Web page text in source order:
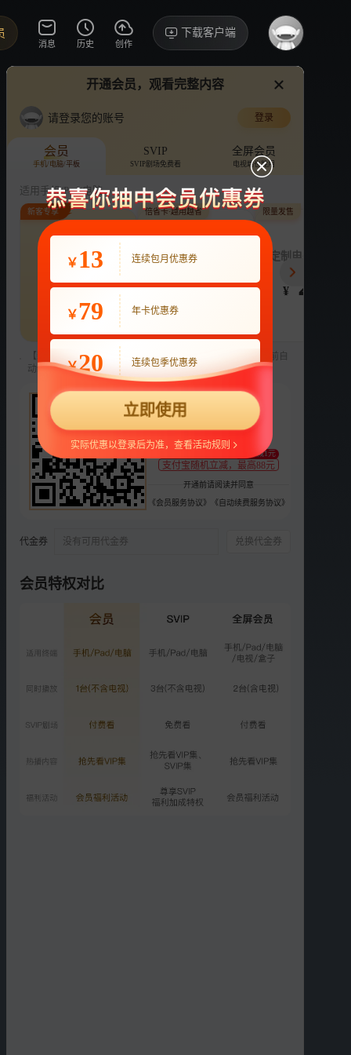
消息 历史 创作
下载客户端
沈月
的兵来啦
讨论·131
是女儿是妈妈 第二季
综艺 代际
60.0万分享
正片
衍生
2025-07-26
2025-07-27
第12期：母女们共谱成长终
799.0万次播放
标
中餐厅·非洲创业季
开通会员，观看完整内容
请登录您的账号 登录
会员
手机/电脑/平板
SVIP
SVIP剧场免费看
全屏会员
电视端也能用
适用手机/Pad/电脑
连续包月
¥ 22
22
新客专享
月付最低至
¥ 3.9
倍省卡·越用越省
定制电子吧唧年
¥ 248
限量发售
【新用户专享】前3个月每月9元，第4个月起22元/月，到期前自
动续费，可随时取消。
22
支持 扫码支付
支付宝随机立减，最高88元
至少减1元
开通前请阅读并同意
《会员服务协议》 《自动续费服务协议》
代金券 没有可用代金券 兑换代金券
会员特权对比
￥ 13 连续包月优惠券
￥79 年卡优惠券
￥20 连续包季优惠券
立即使用
实际优惠以登录后为准，查看活动规则